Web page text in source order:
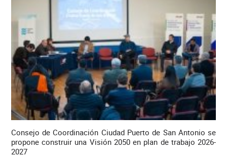
Consejo de Coordinación Ciudad Puerto de San Antonio se
propone construir una Visión 2050 en plan de trabajo 2026-
2027